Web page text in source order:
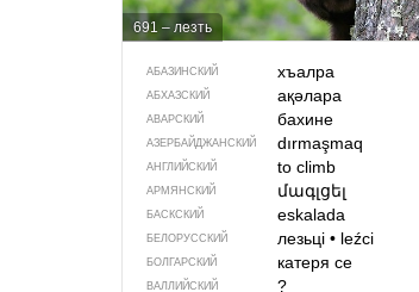
691 – лезть
АБАЗИНСКИЙ хъалра
АБХАЗСКИЙ ақәлара
АВАРСКИЙ бахине
АЗЕРБАЙДЖАН­СКИЙ dırmaşmaq
АНГЛИЙСКИЙ to climb
АРМЯНСКИЙ մագլցել
БАСКСКИЙ eskalada
БЕЛОРУССКИЙ лезьці •leźci
БОЛГАРСКИЙ катеря се
ВАЛЛИЙСКИЙ ?